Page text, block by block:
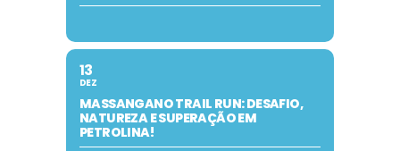
13
DEZ
MASSANGANO TRAIL RUN: DESAFIO,
NATUREZA E SUPERAÇÃO EM
PETROLINA!